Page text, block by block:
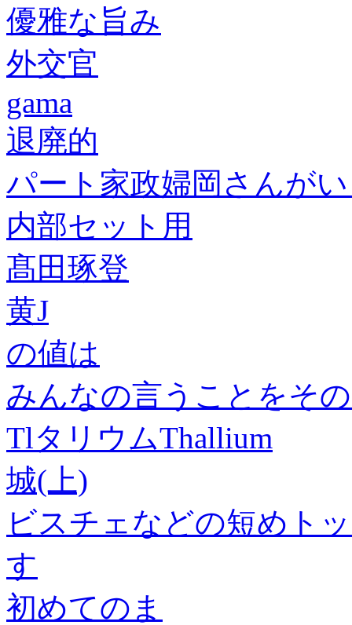
優雅な旨み
外交官
gama
退廃的
パート家政婦岡さんが
内部セット用
髙田琢登
黄J
の値は
みんなの言うことをそ
TlタリウムThallium
城(上)
ビスチェなどの短めト
す
初めてのま